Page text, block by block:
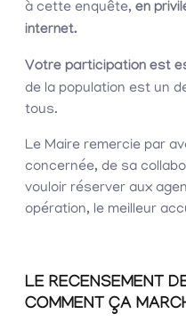
à cette enquête, en
internet.
Votre participation est
de la population est un
tous.
Le Maire remercie par
concernée, de sa
vouloir réserver aux
opération, le meilleur
LE RECENSEMENT
COMMENT ÇA